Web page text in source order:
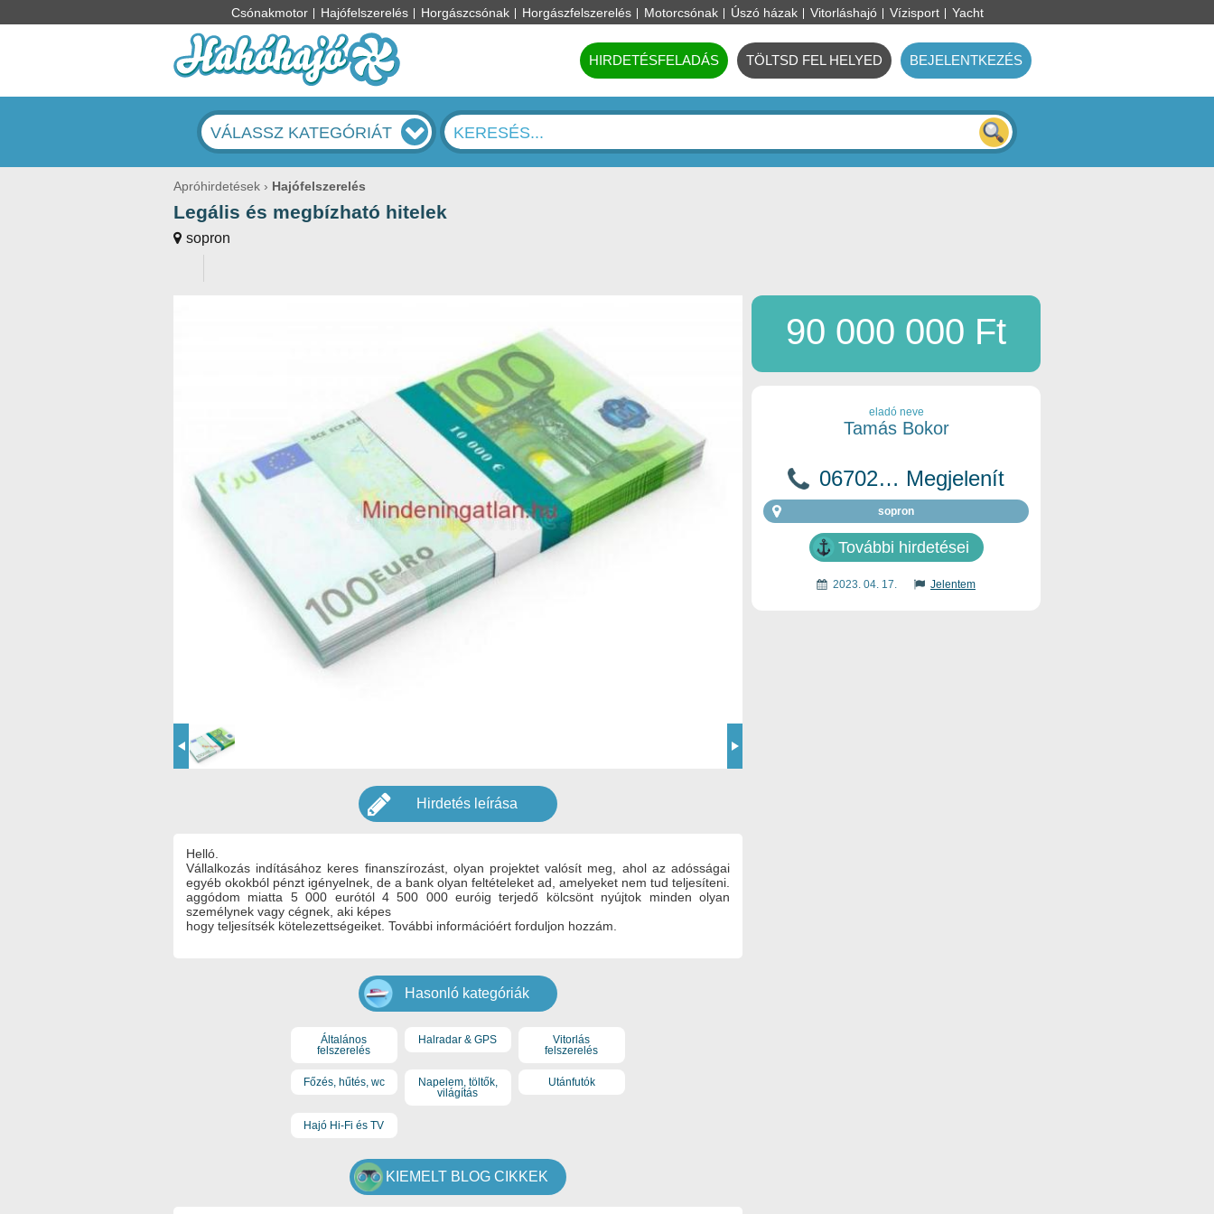
Csónakmotor Hajófelszerelés Horgászcsónak Horgászfelszerelés Motorcsónak Úszó házak Vitorláshajó Vízisport Yacht
HIRDETÉSFELADÁS TÖLTSD FEL HELYED BEJELENTKEZÉS
VÁLASSZ KATEGÓRIÁT
Apróhirdetések Hajófelszerelés
Legális és megbízható hitelek
sopron
90 000 000 Ft
eladó neve
Tamás Bokor
06702… Megjelenít
sopron
További hirdetései
2023. 04. 17. Jelentem
Hirdetés leírása
Helló.
Vállalkozás indításához keres finanszírozást, olyan projektet valósít meg, ahol az adósságai
egyéb okokból pénzt igényelnek, de a bank olyan feltételeket ad, amelyeket nem tud teljesíteni.
aggódom miatta 5 000 eurótól 4 500 000 euróig terjedő kölcsönt nyújtok minden olyan
személynek vagy cégnek, aki képes
hogy teljesítsék kötelezettségeiket. További információért forduljon hozzám.
Hasonló kategóriák
Általános
felszerelés
Halradar & GPS
Vitorlás
felszerelés
Főzés, hűtés, wc
Napelem, töltők,
világítás
Utánfutók
Hajó Hi-Fi és TV
KIEMELT BLOG CIKKEK